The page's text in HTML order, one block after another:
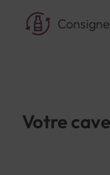
Consigne
Votre